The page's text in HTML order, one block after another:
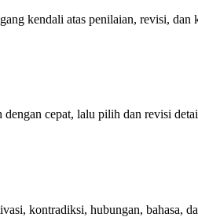
kendali atas penilaian, revisi, dan
cepat, lalu pilih dan revisi
kontradiksi, hubungan, bahasa,